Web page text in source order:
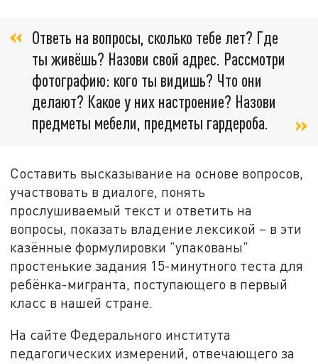
Ответь на вопросы, сколько тебе лет? Где
ты живёшь? Назови свой адрес. Рассмотри
фотографию: кого ты видишь? Что они
делают? Какое у них настроение? Назови
предметы мебели, предметы гардероба.
Составить высказывание на основе вопросов,
участвовать в диалоге, понять
прослушиваемый текст и ответить на
вопросы, показать владение лексикой – в эти
казённые формулировки "упакованы"
простенькие задания 15-минутного теста для
ребёнка-мигранта, поступающего в первый
класс в нашей стране.
На сайте Федерального института
педагогических измерений, отвечающего за